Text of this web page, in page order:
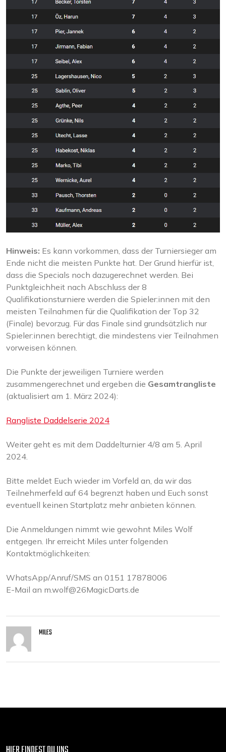
Hinweis: Es kann vorkommen, dass der Turniersieger am
Ende nicht die meisten Punkte hat. Der Grund hierfür ist,
dass die Specials noch dazugerechnet werden. Bei
Punktgleichheit nach Abschluss der 8
Qualifikationsturniere werden die Spieler:innen mit den
meisten Teilnahmen für die Qualifikation der Top 32
(Finale) bevorzug. Für das Finale sind grundsätzlich nur
Spieler:innen berechtigt, die mindestens vier Teilnahmen
vorweisen können.
Die Punkte der jeweiligen Turniere werden
zusammengerechnet und ergeben die Gesamtrangliste
(aktualisiert am 1. März 2024):
Rangliste Daddelserie 2024
Weiter geht es mit dem Daddelturnier 4/8 am 5. April
2024.
Bitte meldet Euch wieder im Vorfeld an, da wir das
Teilnehmerfeld auf 64 begrenzt haben und Euch sonst
eventuell keinen Startplatz mehr anbieten können.
Die Anmeldungen nimmt wie gewohnt Miles Wolf
entgegen. Ihr erreicht Miles unter folgenden
Kontaktmöglichkeiten:
WhatsApp/Anruf/SMS an 0151 17878006
E-Mail an m.wolf@26MagicDarts.de
MILES